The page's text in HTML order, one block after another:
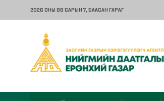
2026 ОНЫ 08 САРЫН 7, БААСАН ГАРАГ